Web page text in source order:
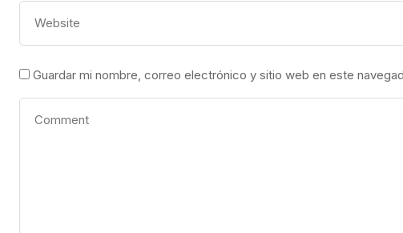
Guardar mi nombre, correo electrónico y sitio web en este